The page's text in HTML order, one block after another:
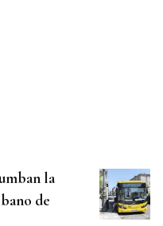
la
de